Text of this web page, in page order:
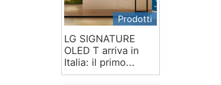
Prodotti
LG SIGNATURE
OLED T arriva in
Italia: il primo...